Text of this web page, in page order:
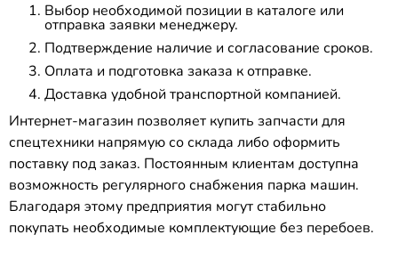
Выбор необходимой позиции в каталоге или
отправка заявки менеджеру.
Подтверждение наличие и согласование сроков.
Оплата и подготовка заказа к отправке.
Доставка удобной транспортной компанией.
Интернет-магазин позволяет купить запчасти для
спецтехники напрямую со склада либо оформить
поставку под заказ. Постоянным клиентам доступна
возможность регулярного снабжения парка машин.
Благодаря этому предприятия могут стабильно
покупать необходимые комплектующие без перебоев.